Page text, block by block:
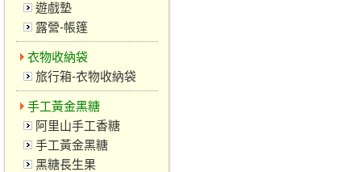
遊戲墊
露營-帳篷
衣物收納袋
旅行箱-衣物收納袋
手工黃金黑糖
阿里山手工香糖
手工黃金黑糖
黑糖長生果